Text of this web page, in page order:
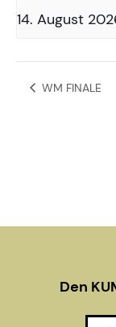
14. August
WM FINALE
Den